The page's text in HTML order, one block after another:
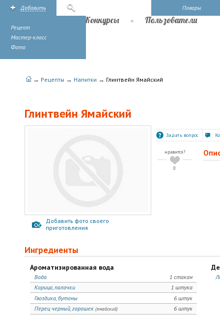
Повары
Добавить
Рецепт
Мастер-класс
Фото
Конкурсы Пользователи
→ Рецепты → Напитки → Глинтвейн Ямайский
Глинтвейн Ямайский
Добавить фото своего
приготовления
Задать вопрос
нравится?
0
Ингредиенты
Ароматизированная вода
1 стакан
Вода
1 штука
Корица, палочки
6 штук
Гвоздика, бутоны
6 штук
Перец черный, горошек (ямайский)